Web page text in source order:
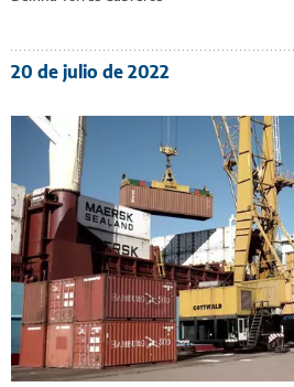
20 de julio de 2022